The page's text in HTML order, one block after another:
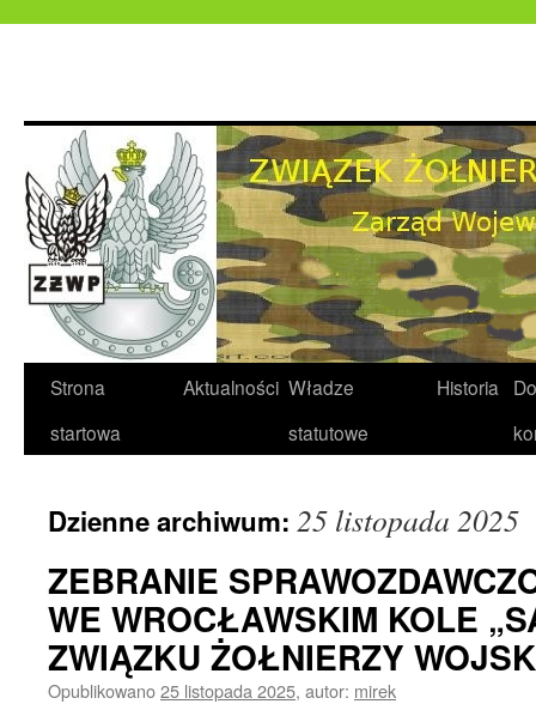
Strona
startowa
Aktualności Władze
statutowe
Historia
Dzienne archiwum: 25 listopada 2025
ZEBRANIE
WE WROCŁAWSKIM KOLE
ZWIĄZKU ŻOŁNIERZY
Opublikowano25 listopada 2025, autor: mirek